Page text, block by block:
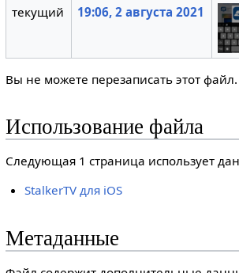
текущий
19:06, 2 августа 2021
Вы не можете перезаписать этот файл.
Использование файла
Следующая 1 страница использует
StalkerTV для iOS
Метаданные